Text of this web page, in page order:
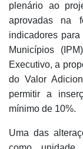
plenário ao
aprovadas na
indicadores
Municípios
Executivo, a
do Valor
permitir a
mínimo de 10%.
Uma das